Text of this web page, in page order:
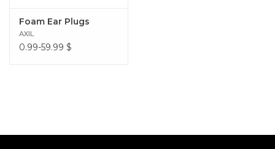
Foam Ear Plugs
AXIL
0.99-59.99 $